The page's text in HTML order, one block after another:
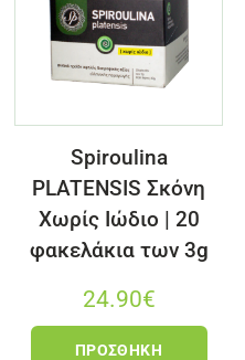
Spiroulina
PLATENSIS Σκόνη
Χωρίς Ιώδιο | 20
φακελάκια των 3g
24.90€
ΠΡΟΣΘΉΚΗ